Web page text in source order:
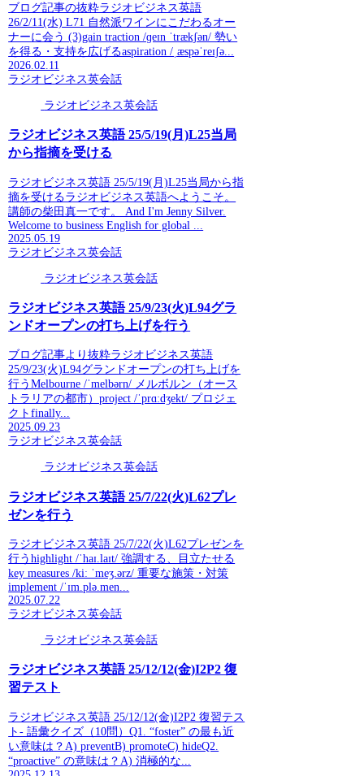
ブログ記事の抜粋ラジオビジネス英語
26/2/11(水) L71 自然派ワインにこだわるオー
ナーに会う (3)gain traction /ɡeɪn ˈtrækʃən/ 勢い
を得る・支持を広げるaspiration /ˌæspəˈreɪʃə...
2026.02.11
ラジオビジネス英会話
ラジオビジネス英会話
ラジオビジネス英語 25/5/19(月)L25当局
から指摘を受ける
ラジオビジネス英語 25/5/19(月)L25当局から指
摘を受けるラジオビジネス英語へようこそ。
講師の柴田真一です。 And I'm Jenny Silver.
Welcome to business English for global ...
2025.05.19
ラジオビジネス英会話
ラジオビジネス英会話
ラジオビジネス英語 25/9/23(火)L94グラ
ンドオープンの打ち上げを行う
ブログ記事より抜粋ラジオビジネス英語
25/9/23(火)L94グランドオープンの打ち上げを
行うMelbourne /ˈmelbərn/ メルボルン（オース
トラリアの都市）project /ˈprɑːdʒekt/ プロジェ
クトfinally...
2025.09.23
ラジオビジネス英会話
ラジオビジネス英会話
ラジオビジネス英語 25/7/22(火)L62プレ
ゼンを行う
ラジオビジネス英語 25/7/22(火)L62プレゼンを
行うhighlight /ˈhaɪ.laɪt/ 強調する、目立たせる
key measures /kiː ˈmeʒ.ərz/ 重要な施策・対策
implement /ˈɪm.plə.men...
2025.07.22
ラジオビジネス英会話
ラジオビジネス英会話
ラジオビジネス英語 25/12/12(金)I2P2 復
習テスト
ラジオビジネス英語 25/12/12(金)I2P2 復習テス
ト- 語彙クイズ（10問）Q1. “foster” の最も近
い意味は？A) preventB) promoteC) hideQ2.
“proactive” の意味は？A) 消極的な...